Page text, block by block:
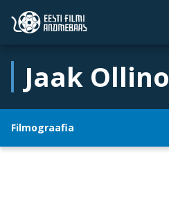
Jaak Ollino
Filmograafia